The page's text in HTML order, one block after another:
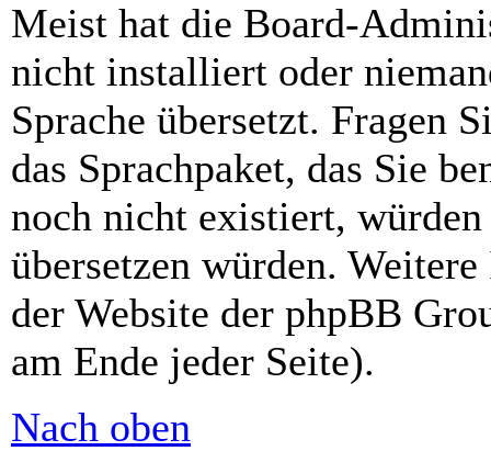
Meist hat die Board-
nicht installiert oder
Sprache übersetzt. Fragen
das Sprachpaket, das Sie
noch nicht existiert,
übersetzen würden.
der Website der phpBB
am Ende jeder Seite).
Nach oben